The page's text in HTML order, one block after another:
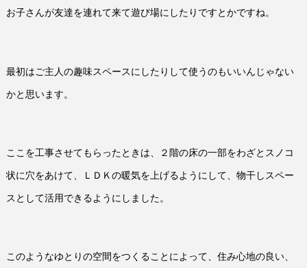
お子さんが友達を連れて来て遊び場にしたりですとかですね。
最初はご主人の趣味スペースにしたりして使うのもいいんじゃない
かと思います。
ここを工事させてもらったときは、２階の床の一部をわざとスノコ
状に穴をあけて、ＬＤＫの暖気を上げるようにして、物干しスペー
スとして活用できるようにしました。
このようなゆとりの空間をつくることによって、住み心地の良い、